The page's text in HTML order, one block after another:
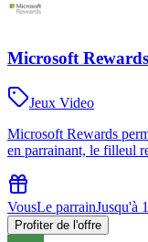
Microsoft Rewards
Jeux Video
Microsoft Rewards
en parrainant, le filleul
VousLe parrainJusqu'à
Profiter de l'offre